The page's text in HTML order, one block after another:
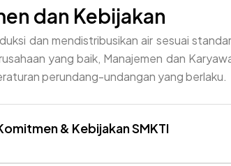
dan Kebijakan
dan mendistribusikan air sesuai
yang baik, Manajemen dan
perundang-undangan yang berlaku.
& Kebijakan SMKTI